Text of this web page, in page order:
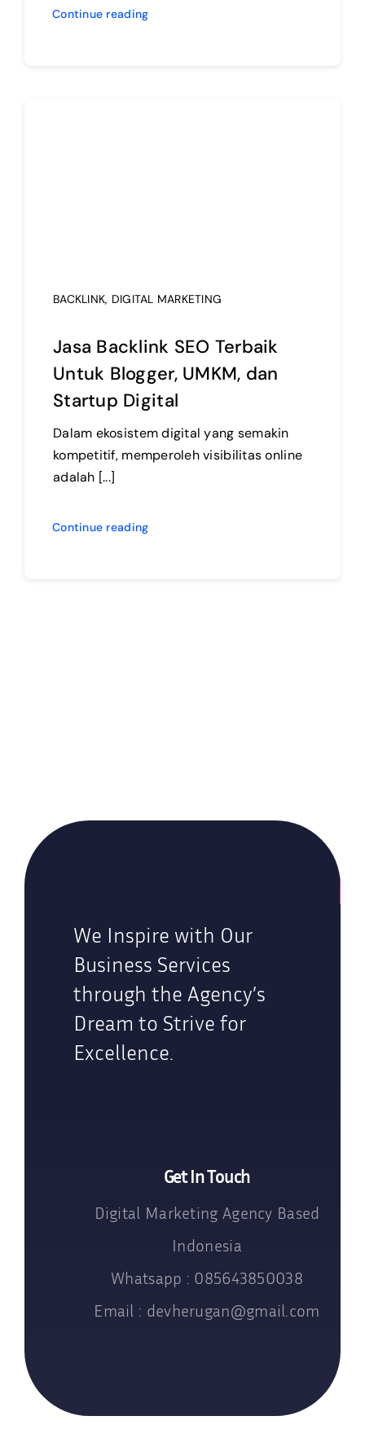
Continue reading
BACKLINK, DIGITAL MARKETING
Jasa Backlink SEO Terbaik
Untuk Blogger, UMKM, dan
Startup Digital
Dalam ekosistem digital yang semakin
kompetitif, memperoleh visibilitas online
adalah [...]
Continue reading
We Inspire with Our
Business Services
through the Agency’s
Dream to Strive for
Excellence.
Get In Touch
Digital Marketing Agency Based
Indonesia
Whatsapp : 085643850038
Email : devherugan@gmail.com